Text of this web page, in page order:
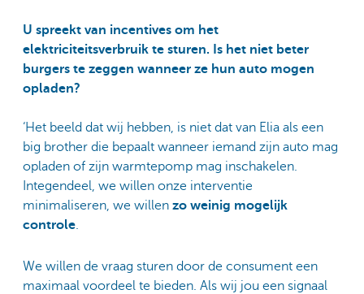
U spreekt van incentives om het
elektriciteitsverbruik te sturen. Is het niet beter
burgers te zeggen wanneer ze hun auto mogen
opladen?
‘Het beeld dat wij hebben, is niet dat van Elia als een
big brother die bepaalt wanneer iemand zijn auto mag
opladen of zijn warmtepomp mag inschakelen.
Integendeel, we willen onze interventie
minimaliseren, we willen zo weinig mogelijk
controle.
We willen de vraag sturen door de consument een
maximaal voordeel te bieden. Als wij jou een signaal